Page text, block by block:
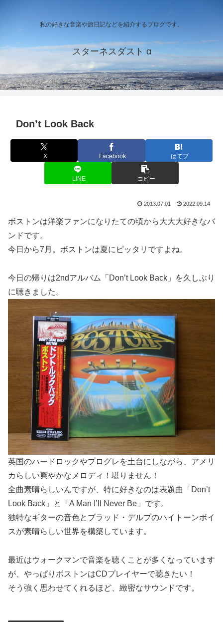
私の好きな音楽や旅日記などを紹介するブログです。
スターネスダスト α
Don’t Look Back
X Facebook はてブ
LINE コピー
2013.07.01 2022.09.14
ボストンは洋楽ファンになりたての頃から大大大好きなバ
ンドです。
今日から7月。ボストンは夏にピッタリですよね。
今日の帰りは2ndアルバム「Don’t Look Back」を久しぶり
に聴きました。
英国のハードロックやプログレを土台にしながら、アメリ
カらしい爽やかなメロディ！堪りません！
全曲素晴らしいんですが、特に好きなのは表題曲「Don’t
Look Back」と「A Man I’ll Never Be」です。
独特なギターの音色とブラッド・デルプのハイトーンボイ
スが素晴らしい世界を構築しています。
最近はウォークマンで音楽を聴くことが多くなっています
が、やっぱりボストンはCDプレイヤーで聴きたい！
そう強く思わせてくれるほど、緻密なサウンドです。